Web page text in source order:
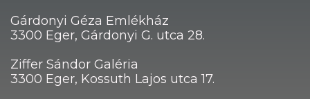
Gárdonyi Géza Emlékház
3300 Eger, Gárdonyi G. utca 28.
Ziffer Sándor Galéria
3300 Eger, Kossuth Lajos utca 17.